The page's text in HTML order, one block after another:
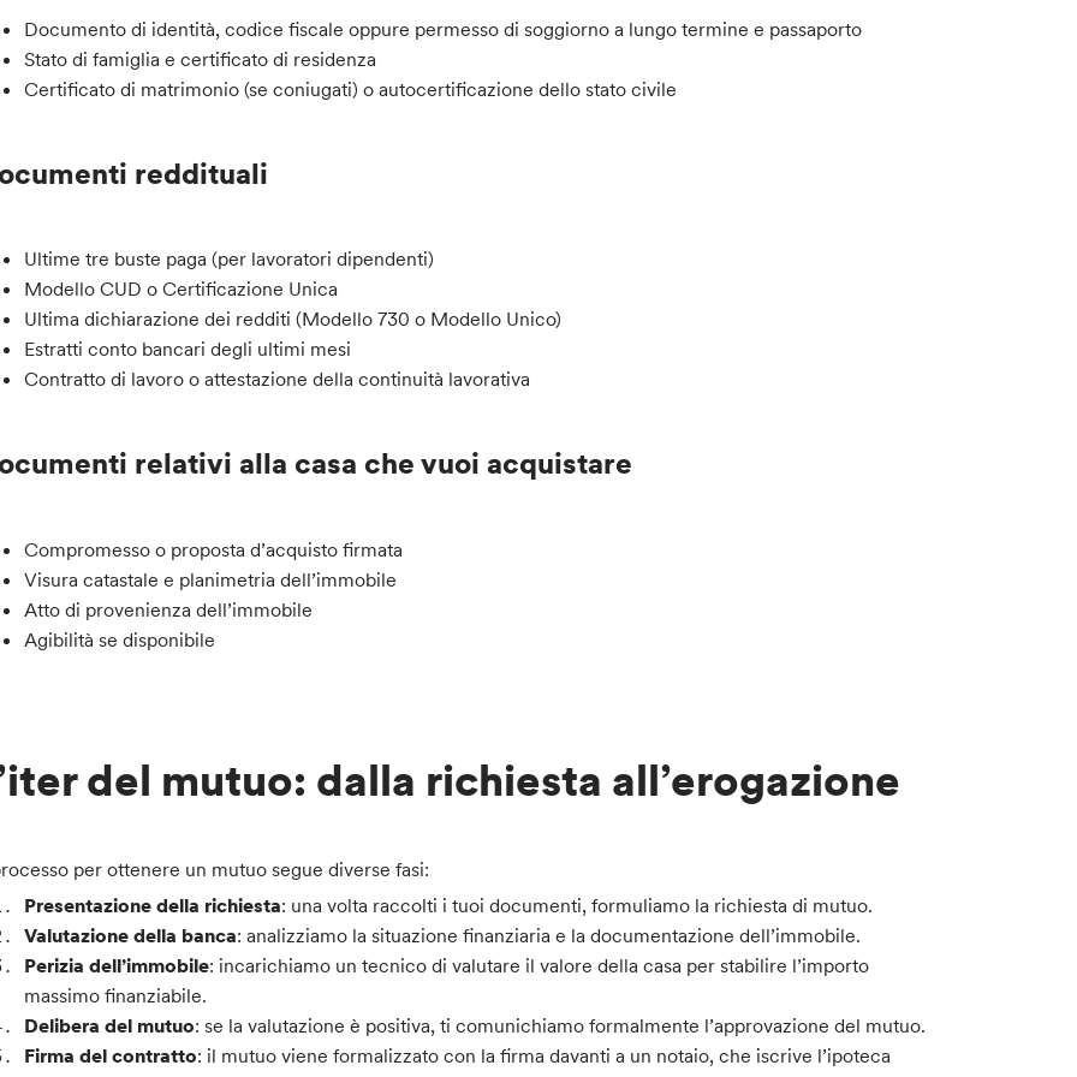
Documento di identità, codice fiscale oppure permesso di soggiorno a lungo termine e passaporto
Stato di famiglia e certificato di residenza
Certificato di matrimonio (se coniugati) o autocertificazione dello stato civile
reddituali
Ultime tre buste paga (per lavoratori dipendenti)
Modello CUD o Certificazione Unica
Ultima dichiarazione dei redditi (Modello 730 o Modello Unico)
Estratti conto bancari degli ultimi mesi
Contratto di lavoro o attestazione della continuità lavorativa
relativi alla casa che vuoi acquistare
Compromesso o proposta d’acquisto firmata
Visura catastale e planimetria dell’immobile
Atto di provenienza dell’immobile
Agibilità se disponibile
del mutuo: dalla richiesta all’erogazione
per ottenere un mutuo segue diverse fasi:
Presentazione della richiesta: una volta raccolti i tuoi documenti, formuliamo la richiesta di mutuo.
Valutazione della banca: analizziamo la situazione finanziaria e la documentazione dell’immobile.
Perizia dell’immobile: incarichiamo un tecnico di valutare il valore della casa per stabilire l’importo
massimo finanziabile.
Delibera del mutuo: se la valutazione è positiva, ti comunichiamo formalmente l’approvazione del mutuo.
Firma del contratto: il mutuo viene formalizzato con la firma davanti a un notaio, che iscrive l’ipoteca